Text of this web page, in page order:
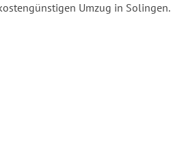
Umzug in Solingen.